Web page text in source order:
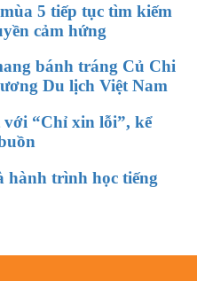
5 tiếp tục tìm kiếm
cảm hứng
bánh tráng Củ Chi
Du lịch Việt Nam
“Chỉ xin lỗi”, kể
hành trình học tiếng